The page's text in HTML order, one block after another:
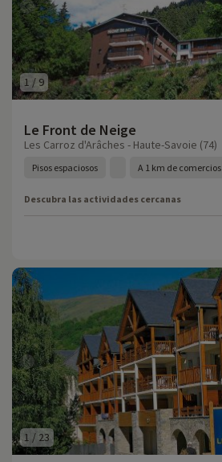
1 / 9
Le Front de Neige
Les Carroz d'Arâches - Haute-Savoie (74)
Pisos espaciosos A 1 km de comercios
Descubra las actividades cercanas
1 / 23